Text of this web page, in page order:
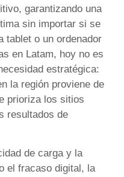
garantizando una
sin importar si se
tablet o un ordenador
en Latam, hoy no es
estratégica:
la región proviene de
prioriza los sitios
resultados de
de carga y la
el fracaso digital, la